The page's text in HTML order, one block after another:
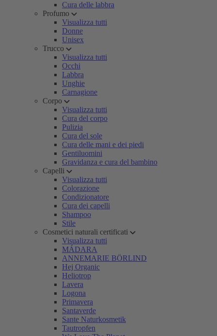
Cura delle labbra
Profumo
Visualizza tutti
Donne
Unisex
Trucco
Visualizza tutti
Occhi
Labbra
Unghie
Carnagione
Corpo
Visualizza tutti
Cura del corpo
Pulizia
Cura del sole
Cura delle mani e dei piedi
Gentiluomini
Gravidanza e cura del bambino
Capelli
Visualizza tutti
Colorazione
Condizionatore
Cura dei capelli
Shampoo
Stile
Cosmetici naturali certificati
Visualizza tutti
MÁDARA
ANNEMARIE BÖRLIND
Hej Organic
Heliotrop
Lavera
Logona
Primavera
Santaverde
Sante Naturkosmetik
Tautropfen